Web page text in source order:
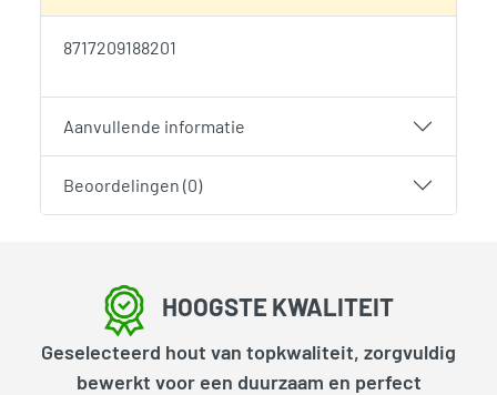
8717209188201
Aanvullende informatie
Beoordelingen (0)
HOOGSTE KWALITEIT
Geselecteerd hout van topkwaliteit, zorgvuldig
bewerkt voor een duurzaam en perfect